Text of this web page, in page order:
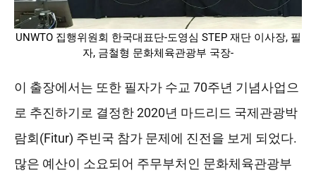
UNWTO 집행위원회 한국대표단-도영심 STEP 재단 이사장, 필
자, 금철형 문화체육관광부 국장-
이 출장에서는 또한 필자가 수교 70주년 기념사업으
로 추진하기로 결정한 2020년 마드리드 국제관광박
람회(Fitur) 주빈국 참가 문제에 진전을 보게 되었다.
많은 예산이 소요되어 주무부처인 문화체육관광부